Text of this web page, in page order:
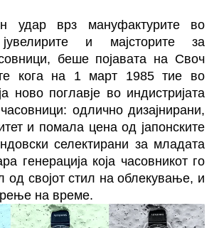
удар врз мануфактурите во
јувелирите и мајсторите за
беше појавата на Своч
кога на 1 март 1985 тие во
ново поглавје во индистријата
одлично дизајнирани,
и помала цена од јапонските
селектирани за младата
генерација која часовникот го
од својот стил на облекување, и
на време.